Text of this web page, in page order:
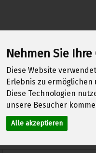
Nehmen Sie
Diese Website
Erlebnis zu
Diese Technologien
unsere Besucher
Alle akzeptieren
im Shop
Love